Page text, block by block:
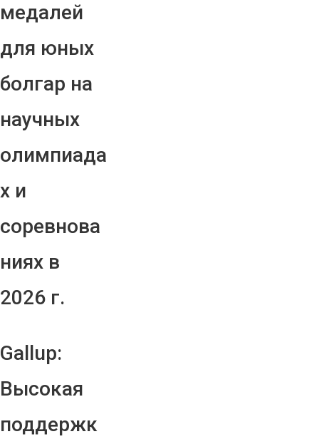
медалей
для юных
болгар на
научных
олимпиада
х и
соревнова
ниях в
2026 г.
Gallup:
Высокая
поддержк